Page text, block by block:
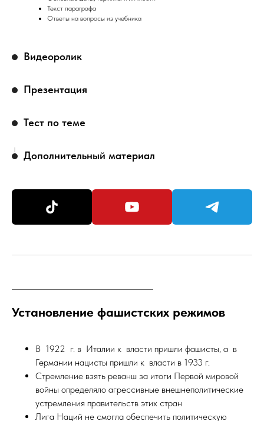
Текст параграфа
Ответы на вопросы из учебника
Видеоролик
Презентация
Тест по теме
Дополнительный материал
Установление фашистских режимов
В 1922 г. в Италии к власти пришли фашисты, а в
Германии нацисты пришли к власти в 1933 г.
Стремление взять реванш за итоги Первой мировой
войны определяло агрессивные внешнеполитические
устремления правительств этих стран
Лига Наций не смогла обеспечить политическую